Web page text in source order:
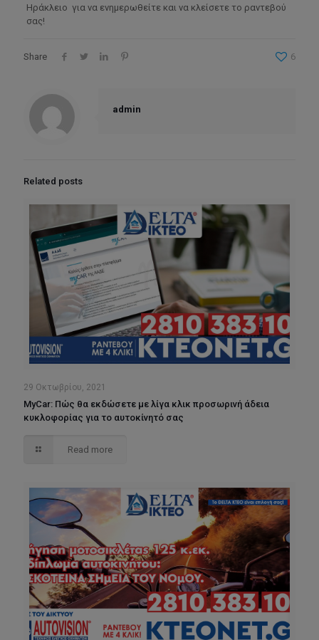
Ηράκλειο για να ενημερωθείτε και να κλείσετε το ραντεβού
σας!
Share 6
admin
Related posts
29 Οκτωβρίου, 2021
MyCar: Πώς θα εκδώσετε με λίγα κλικ προσωρινή άδεια
κυκλοφορίας για το αυτοκίνητό σας
Read more